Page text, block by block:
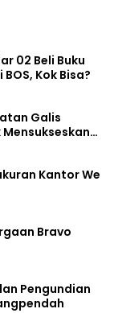
02 Beli Buku
Kok Bisa?
Galis
Kantor We
Bravo
Pengundian